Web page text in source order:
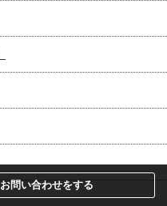
お問い合わせをする